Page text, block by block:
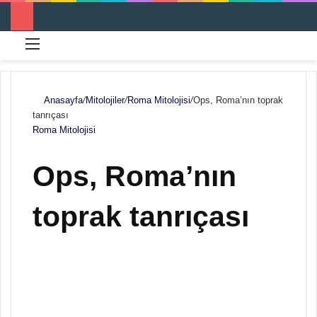
Anasayfa/Mitolojiler/Roma Mitolojisi/Ops, Roma’nın toprak
tanrıçası
Roma Mitolojisi
Ops, Roma’nın
toprak tanrıçası